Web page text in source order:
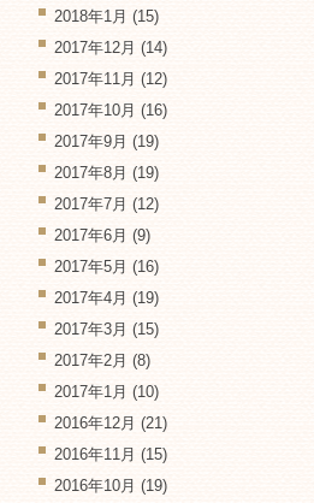
2018年1月 (15)
2017年12月 (14)
2017年11月 (12)
2017年10月 (16)
2017年9月 (19)
2017年8月 (19)
2017年7月 (12)
2017年6月 (9)
2017年5月 (16)
2017年4月 (19)
2017年3月 (15)
2017年2月 (8)
2017年1月 (10)
2016年12月 (21)
2016年11月 (15)
2016年10月 (19)